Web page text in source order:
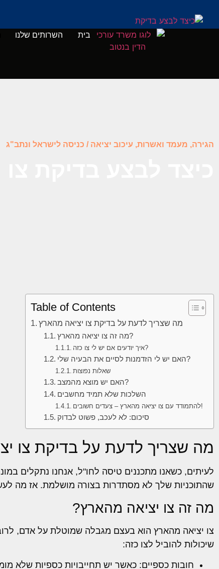
בית השרותים שלנו
הגירה, מעמד ואשרות, עיכוב יציאה / כניסה לישראל ונתב"ג
Table of Contents
מה שצריך לדעת על בדיקת צו יציאה מהארץ
מה זה צו יציאה מהארץ?
איך יודעים אם יש לי צו כזה?
האם יש לי הזדמנות לסיים את הבעיה שלי?
שאלות נפוצות
האם יש מוצא מהמצב?
השלכות שלא תמיד מחשבים
להתמודד עם צו יציאה מהארץ – צעדים חשובים!
סיכום: לא לעכב, פשוט לבדוק
מה שצריך לדעת על בדיקת צו
לעיתים, כשאנו מתכננים טיסה לחו"ל, אנחנו נתקלים
שהתוכניות שלך לא מסתדרות בצורה מושלמת. אז מה
מה זה צו יציאה מהארץ?
צו יציאה מהארץ הוא בעצם מגבלה שמוטלת על אדם,
שיכולות להוביל לצו כזה:
חובות כספיים: כאשר יש תחייבויות כספיות שלא